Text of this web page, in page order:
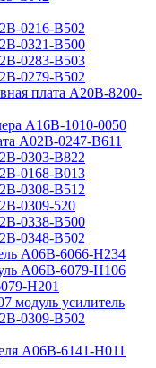
0216-B502
0321-B500
0283-B503
0279-B502
плата A20B-8200-
A16B-1010-0050
A02B-0247-B611
0303-B822
0168-B013
0308-B512
0309-520
0338-B500
0348-B502
A06B-6066-H234
A06B-6079-H106
H201
модуль усилитель
0309-B502
A06B-6141-H011